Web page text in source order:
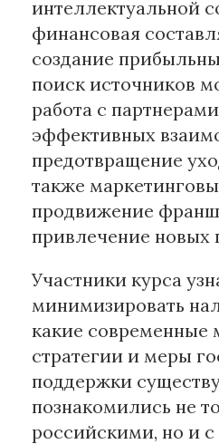
интеллектуальной
финансовая
создание
поиск источников
работа с
эффективных
предотвращение
также
продвижение
привлечение новых
Участники курса
минимизировать
какие современные
стратегии и меры
поддержки
познакомились не
российскими, но и с